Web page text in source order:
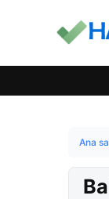
Ana